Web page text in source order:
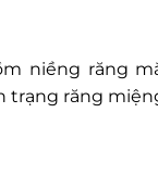
niềng răng
răng